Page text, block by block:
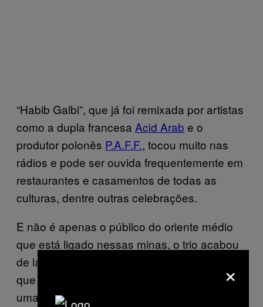
“Habib Galbi”, que já foi remixada por artistas
como a dupla francesa Acid Arab e o
produtor polonês P.A.F.F., tocou muito nas
rádios e pode ser ouvida frequentemente em
restaurantes e casamentos de todas as
culturas, dentre outras celebrações.
E não é apenas o público do oriente médio
que está ligado nessas minas, o trio acabou
de lançar sua primeira turnê norte-americana,
que inclui shows no SXSW deste ano (“foi
uma loucura, tipo uma selva!”, disse Tair
×